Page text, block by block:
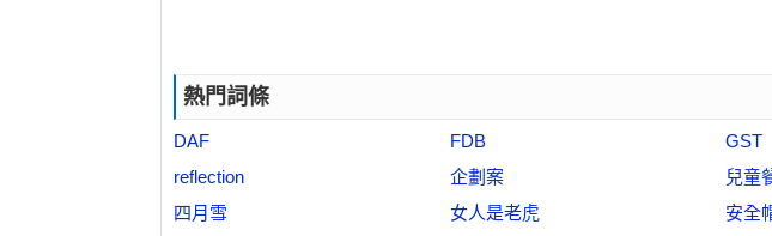
熱門詞條
DAF FDB GST
reflection
企劃案 兒童
四月雪
女人是老虎 安全